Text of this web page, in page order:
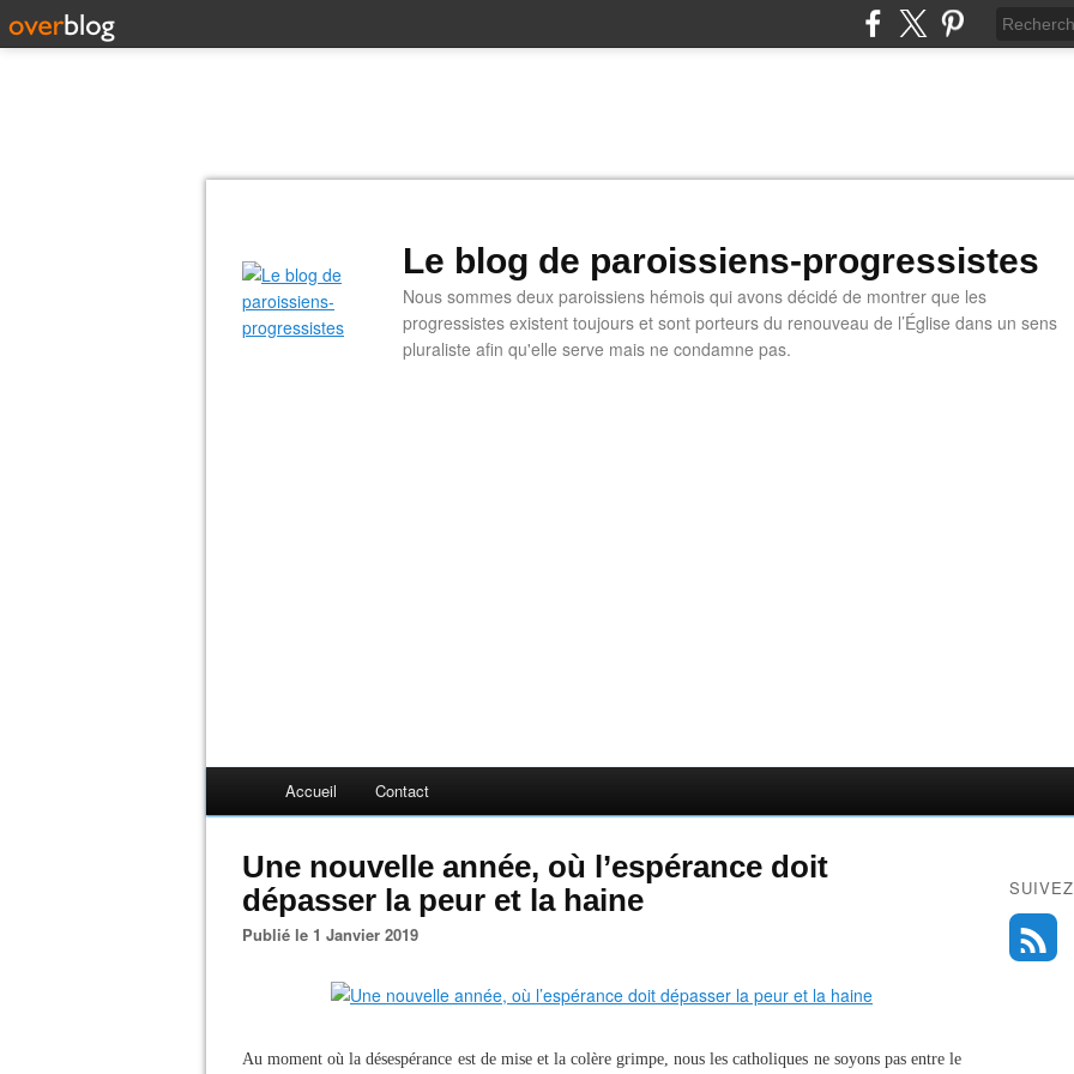
Le blog de paroissiens-progressistes
Nous sommes deux paroissiens hémois qui avons décidé de montrer que les
progressistes existent toujours et sont porteurs du renouveau de l’Église dans un sens
pluraliste afin qu'elle serve mais ne condamne pas.
Accueil Contact
Une nouvelle année, où l’espérance doit
dépasser la peur et la haine
Publié le 1 Janvier 2019
Au moment où la désespérance est de mise et la colère grimpe, nous les catholiques ne soyons pas entre le